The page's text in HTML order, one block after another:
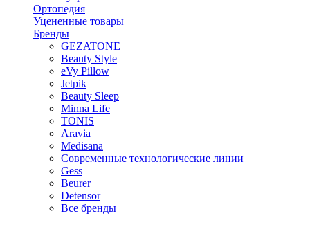
Ортопедия
Уцененные товары
Бренды
GEZATONE
Beauty Style
eVy Pillow
Jetpik
Beauty Sleep
Minna Life
TONIS
Aravia
Medisana
Современные технологические линии
Gess
Beurer
Detensor
Все бренды